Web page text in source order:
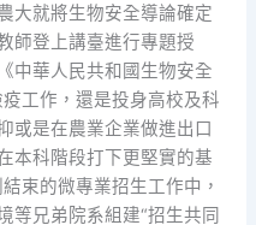
大就將生物安全導論確定
師登上講臺進行專題授
中華人民共和國生物安全
工作，還是投身高校及科
或是在農業企業做進出口
本科階段打下更堅實的基
束的微專業招生工作中，
等兄弟院系組建“招生共同